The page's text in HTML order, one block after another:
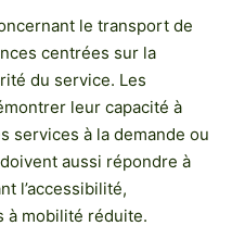
le transport de
centrées sur la
du service. Les
leur capacité à
services à la demande ou
aussi répondre à
l’accessibilité,
à mobilité réduite.